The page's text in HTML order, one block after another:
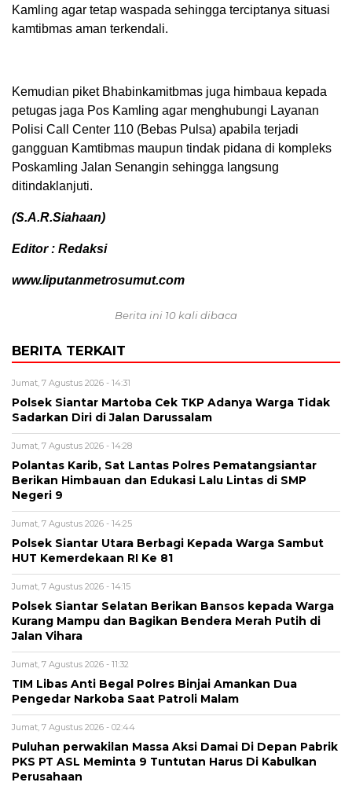
Kamling agar tetap waspada sehingga terciptanya situasi
kamtibmas aman terkendali.
Kemudian piket Bhabinkamitbmas juga himbaua kepada
petugas jaga Pos Kamling agar menghubungi Layanan
Polisi Call Center 110 (Bebas Pulsa) apabila terjadi
gangguan Kamtibmas maupun tindak pidana di kompleks
Poskamling Jalan Senangin sehingga langsung
ditindaklanjuti.
(S.A.R.Siahaan)
Editor : Redaksi
www.liputanmetrosumut.com
Berita ini 10 kali dibaca
BERITA TERKAIT
Jumat, 7 Agustus 2026 - 14:31
Polsek Siantar Martoba Cek TKP Adanya Warga Tidak
Sadarkan Diri di Jalan Darussalam
Jumat, 7 Agustus 2026 - 14:28
Polantas Karib, Sat Lantas Polres Pematangsiantar
Berikan Himbauan dan Edukasi Lalu Lintas di SMP
Negeri 9
Jumat, 7 Agustus 2026 - 14:25
Polsek Siantar Utara Berbagi Kepada Warga Sambut
HUT Kemerdekaan RI Ke 81
Jumat, 7 Agustus 2026 - 14:15
Polsek Siantar Selatan Berikan Bansos kepada Warga
Kurang Mampu dan Bagikan Bendera Merah Putih di
Jalan Vihara
Jumat, 7 Agustus 2026 - 11:32
TIM Libas Anti Begal Polres Binjai Amankan Dua
Pengedar Narkoba Saat Patroli Malam
Jumat, 7 Agustus 2026 - 02:44
Puluhan perwakilan Massa Aksi Damai Di Depan Pabrik
PKS PT ASL Meminta 9 Tuntutan Harus Di Kabulkan
Perusahaan